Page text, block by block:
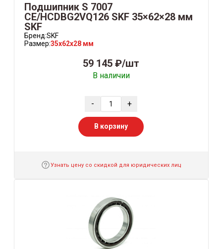
Подшипник S 7007
CE/HCDBG2VQ126 SKF 35×62×28 мм
SKF
Бренд:SKF
Размер:35x62x28 мм
59 145 ₽/шт
В наличии
- +
В корзину
Узнать цену со скидкой для юридических лиц